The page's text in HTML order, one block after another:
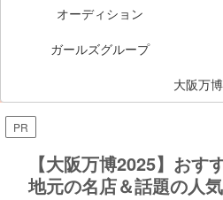
オーディション
ガールズグループ
大阪万博
PR
【大阪万博2025】おす
地元の名店＆話題の人